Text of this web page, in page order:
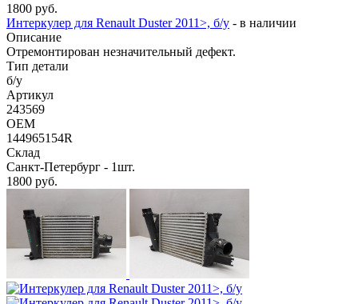
1800 руб.
Интеркулер для Renault Duster 2011>, б/у - в наличии
Описание
Отремонтирован незначительный дефект.
Тип детали
б/у
Артикул
243569
OEM
144965154R
Склад
Санкт-Петербург - 1шт.
1800 руб.